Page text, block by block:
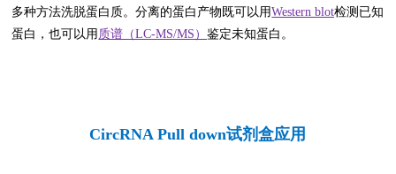
多种方法洗脱蛋白质。分离的蛋白产物 既可以用Western blot检测已知
蛋白，也可以用 质谱（LC-MS/MS）鉴定未知蛋白。
CircRNA Pull down试剂盒应用